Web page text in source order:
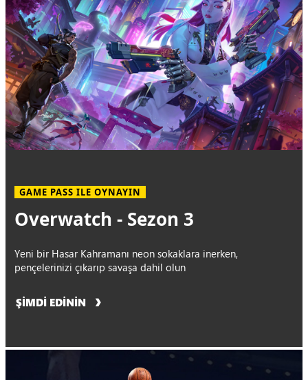
GAME PASS ILE OYNAYIN
Overwatch - Sezon 3
Yeni bir Hasar Kahramanı neon sokaklara inerken,
pençelerinizi çıkarıp savaşa dahil olun
ŞİMDİ EDİNİN